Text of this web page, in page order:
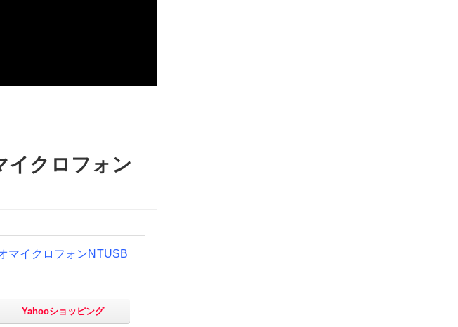
イクロフォン
マイクロフォンNTUSB
Yahooショッピング